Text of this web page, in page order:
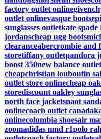
factory outlet online
outlet onlinevasque boots
sunglasses outletkate spade
jordanscheap ugg boots
clearanceabercrombie and
storetiffany outletpandora
boost 350new balance outlet
cheapchristian louboutin
outlet store onlinecheap
storediscount oakley
north face jacketsnaot
onlinecoach outlet canada
onlinecolumbia shoesair
zoomadidas nmd r1polo